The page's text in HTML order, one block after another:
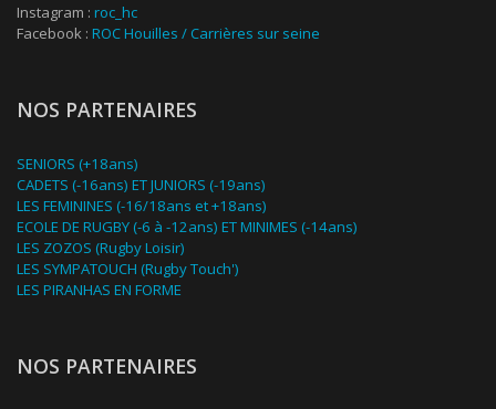
Instagram : roc_hc
Facebook : ROC Houilles / Carrières sur seine
NOS PARTENAIRES
SENIORS (+18ans)
CADETS (-16ans) ET JUNIORS (-19ans)
LES FEMININES (-16/18ans et +18ans)
ECOLE DE RUGBY (-6 à -12ans) ET MINIMES (-14ans)
LES ZOZOS (Rugby Loisir)
LES SYMPATOUCH (Rugby Touch')
LES PIRANHAS EN FORME
NOS PARTENAIRES